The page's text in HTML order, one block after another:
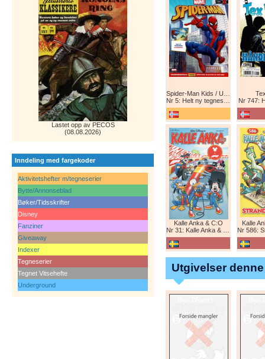
Lastet opp av PECOS
(08.08.2026)
Inndeling med fargekoder
Aktivitetshefter m/tegneserier
Bytte/Annonseblad
Bøker/Tidsskrifter
Disney
Fanziner
Giveaway
Indexer
Tegneserier
Tegnet Vitsehefte
Underground
Nr 5: Helt ny tegneserie! Maskinkrig!
Nr 747:
Kalle Anka & C:O
Nr 31: Kalle Anka & C:O
Kalle
Nr 586:
Utgivelser